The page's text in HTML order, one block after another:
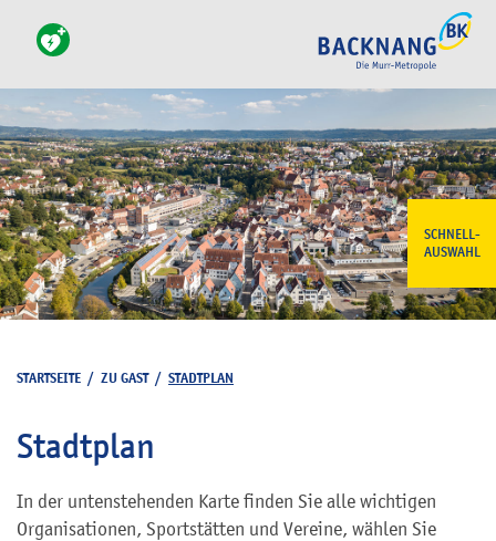
SCHNELL-
AUSWAHL
STARTSEITE / ZU GAST/ STADTPLAN
Stadtplan
In der untenstehenden Karte finden Sie alle wichtigen
Organisationen, Sportstätten und Vereine, wählen Sie